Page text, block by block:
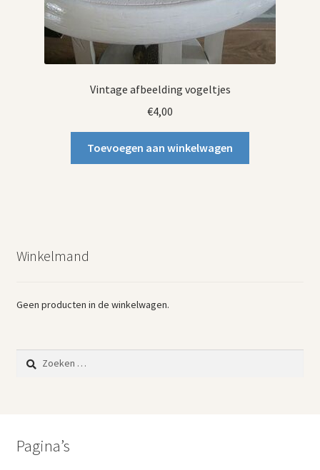
Vintage afbeelding vogeltjes
€4,00
Toevoegen aan winkelwagen
Winkelmand
Geen producten in de winkelwagen.
Zoeken
naar:
Pagina’s